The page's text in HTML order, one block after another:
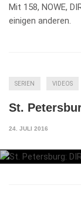
Mit 158, NOWE,
einigen anderen.
SERIEN VIDEOS
St.
24. JULI 2016